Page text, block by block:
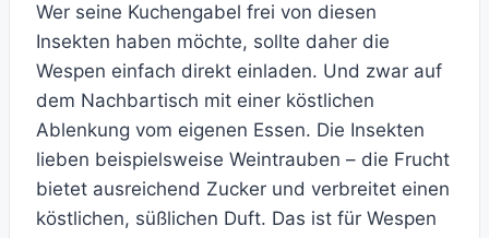
Wer seine Kuchengabel frei von diesen
Insekten haben möchte, sollte daher die
Wespen einfach direkt einladen. Und zwar auf
dem Nachbartisch mit einer köstlichen
Ablenkung vom eigenen Essen. Die Insekten
lieben beispielsweise Weintrauben – die Frucht
bietet ausreichend Zucker und verbreitet einen
köstlichen, süßlichen Duft. Das ist für Wespen